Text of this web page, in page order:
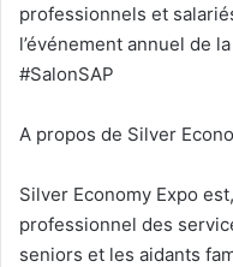
professionnels et
l’événement annuel de
#SalonSAP
A propos de Silver
Silver Economy Expo
professionnel des
seniors et les aidants